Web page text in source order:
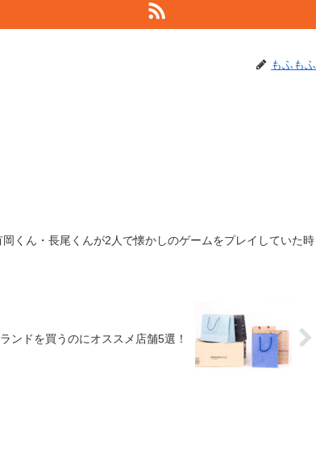
もふもふ
くん・長尾くんが2人で懐かしのゲームをプレイしていた時
ンドを買うのにオススメ店舗5選！